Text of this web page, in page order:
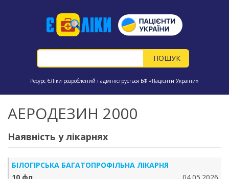
Ресурс ЄЛіки розроблений і адмініструється БФ «Пацієнти України»
АЕРОДЕЗИН 2000
Наявність у лікарнях
БІЛОГІРСЬКА БАГАТОПРОФІЛЬНА ЛІКАРНЯ